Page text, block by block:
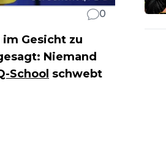
0
Gesicht zu
Niemand
School schwebt